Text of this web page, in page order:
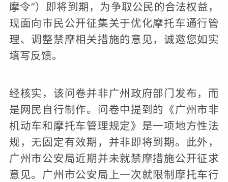
摩令”）即将到期，为争取公民的合法权益，
现面向市民公开征集关于优化摩托车通行管
理、调整禁摩相关措施的意见，诚邀您如实
填写反馈。
经核实，该问卷并非广州政府部门发布，而
是网民自行制作。问卷中提到的《广州市非
机动车和摩托车管理规定》是一项地方性法
规，无固定有效期，并非即将到期。此外，
广州市公安局近期并未就禁摩措施公开征求
意见。广州市公安局上一次就限制摩托车行